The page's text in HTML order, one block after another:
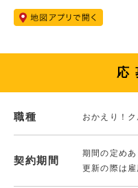
応
職種 おかえり！ク
契約期間
期間の定め
更新の際は雇